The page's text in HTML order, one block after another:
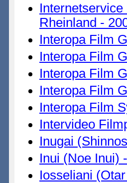
Rheinland -
Interopa Film
Interopa Film
Interopa Film
Interopa Film
Interopa Film
Intervideo
Inugai
Inui (Noe Inui)
Iosseliani